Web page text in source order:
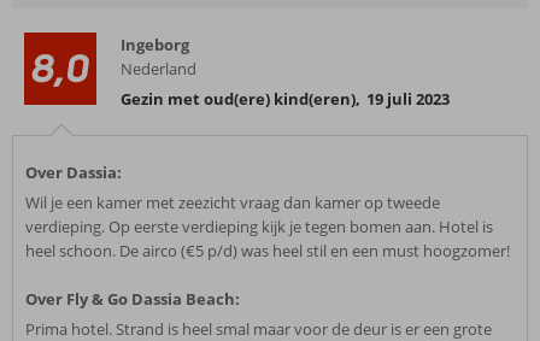
8,0
Ingeborg
Nederland
Gezin met oud(ere) kind(eren), 19 juli 2023
Over Dassia:
Wil je een kamer met zeezicht vraag dan kamer op tweede
verdieping. Op eerste verdieping kijk je tegen bomen aan. Hotel is
heel schoon. De airco (€5 p/d) was heel stil en een must hoogzomer!
Over Fly & Go Dassia Beach:
Prima hotel. Strand is heel smal maar voor de deur is er een grote